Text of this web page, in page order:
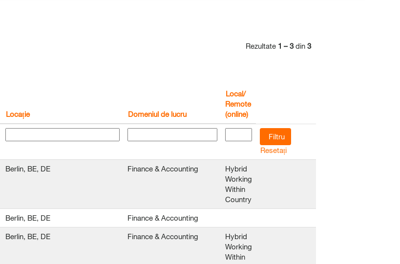
Rezultate 1 – 3din 3
Locație Domeniul de lucru
Local/
Remote
(online)
Resetați
Berlin, BE, DE Finance & Accounting
Hybrid
Working
Within
Country
Berlin, BE, DE Finance & Accounting
Berlin, BE, DE Finance & Accounting
Hybrid
Working
Within